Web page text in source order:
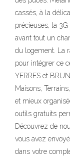
cassés, à la
précieuses, la
avant tout un
du logement. La
pour intégrer ce
YERRES et
Maisons,
et mieux
outils gratuits
Découvrez de
vous avez
dans votre